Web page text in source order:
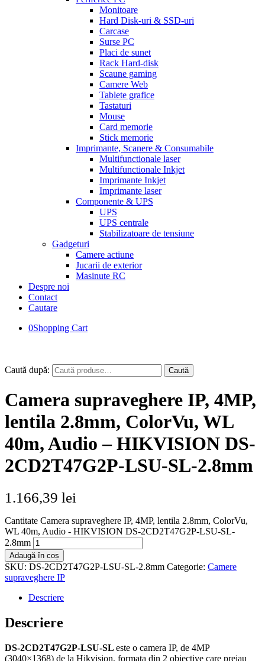
Monitoare
Hard Disk-uri & SSD-uri
Carcase
Surse PC
Placi de sunet
Rack Hard-disk
Scaune gaming
Camere Web
Tablete grafice
Tastaturi
Mouse
Card memorie
Stick memorie
Imprimante, Scanere & Consumabile
Multifunctionale laser
Multifunctionale Inkjet
Imprimante Inkjet
Imprimante laser
Componente & UPS
UPS
UPS centrale
Stabilizatoare de tensiune
Gadgeturi
Camere actiune
Jucarii de exterior
Masinute RC
Despre noi
Contact
Cautare
0Shopping Cart
Caută după: Caută
Camera supraveghere IP, 4MP,
lentila 2.8mm, ColorVu, WL
40m, Audio – HIKVISION DS-
2CD2T47G2P-LSU-SL-2.8mm
1.166,39 lei
Cantitate Camera supraveghere IP, 4MP, lentila 2.8mm, ColorVu,
WL 40m, Audio - HIKVISION DS-2CD2T47G2P-LSU-SL-
2.8mm
Adaugă în coș
SKU: DS-2CD2T47G2P-LSU-SL-2.8mm Categorie: Camere
supraveghere IP
Descriere
Descriere
DS-2CD2T47G2P-LSU-SL este o camera IP, de 4MP
(3040×1368) de la Hikvision, formata din 2 obiective care preiau